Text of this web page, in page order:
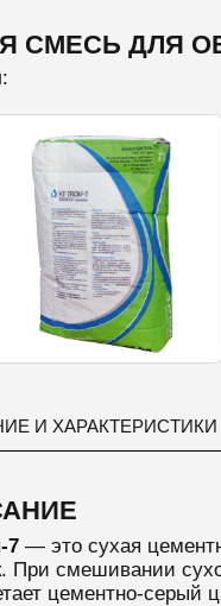
СМЕСЬ ДЛЯ
И ХАРАКТЕРИСТИКИ
7— это сухая
При смешивании
цементно-серый